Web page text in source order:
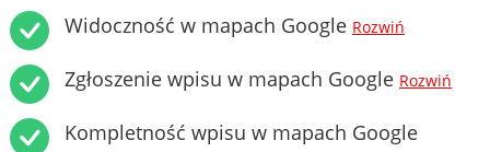
Widoczność w mapach Google Rozwiń
Zgłoszenie wpisu w mapach Google Rozwiń
Kompletność wpisu w mapach Google